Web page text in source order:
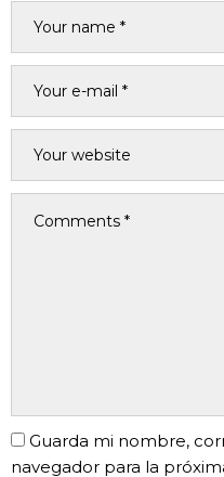
Guarda mi nombre,
navegador para la